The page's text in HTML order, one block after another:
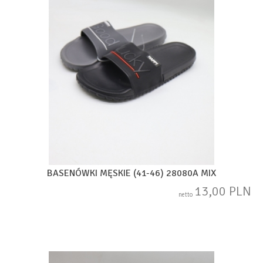
BASENÓWKI MĘSKIE (41-46) 28080A MIX
netto 13,00 PLN